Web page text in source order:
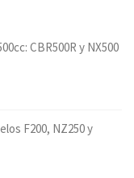
CBR500R y NX500
F200, NZ250 y